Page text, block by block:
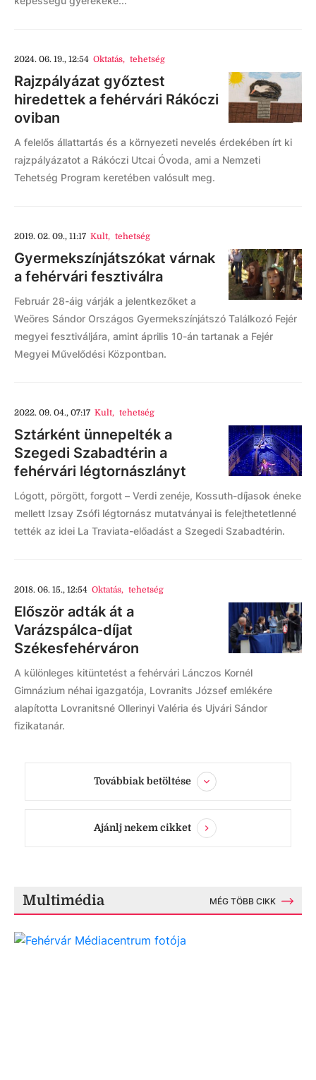
2024. 06. 19., 12:54 Oktatás, tehetség
Rajzpályázat győztest
hiredettek a fehérvári Rákóczi
oviban
A felelős állattartás és a környezeti nevelés érdekében írt ki
rajzpályázatot a Rákóczi Utcai Óvoda, ami a Nemzeti
Tehetség Program keretében valósult meg.
2019. 02. 09., 11:17 Kult, tehetség
Gyermekszínjátszókat várnak
a fehérvári fesztiválra
Február 28-áig várják a jelentkezőket a
Weöres Sándor Országos Gyermekszínjátszó Találkozó Fejér
megyei fesztiváljára, amint április 10-án tartanak a Fejér
Megyei Művelődési Központban.
2022. 09. 04., 07:17 Kult, tehetség
Sztárként ünnepelték a
Szegedi Szabadtérin a
fehérvári légtornászlányt
Lógott, pörgött, forgott – Verdi zenéje, Kossuth-díjasok éneke
mellett Izsay Zsófi légtornász mutatványai is felejthetetlenné
tették az idei La Traviata-előadást a Szegedi Szabadtérin.
2018. 06. 15., 12:54 Oktatás, tehetség
Először adták át a
Varázspálca-díjat
Székesfehérváron
A különleges kitüntetést a fehérvári Lánczos Kornél
Gimnázium néhai igazgatója, Lovranits József emlékére
alapította Lovranitsné Ollerinyi Valéria és Ujvári Sándor
fizikatanár.
Továbbiak betöltése
Ajánlj nekem cikket
Multimédia MÉG TÖBB CIKK